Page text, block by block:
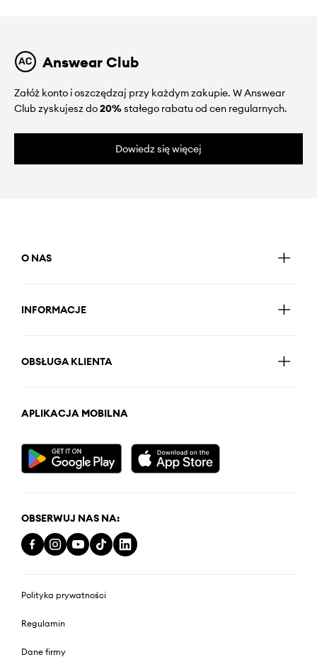
Answear Club
Załóż konto i oszczędzaj przy każdym zakupie. W Answear
Club zyskujesz do20%stałego rabatu od cen regularnych.
Dowiedz się więcej
O NAS
INFORMACJE
OBSŁUGA KLIENTA
APLIKACJA MOBILNA
OBSERWUJ NAS NA:
Polityka prywatności
Regulamin
Dane firmy